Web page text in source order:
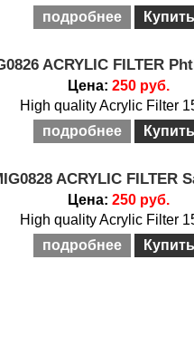
подробнее
Купить
ACRYLIC FILTER
Цена: 250 руб.
High quality Acrylic Filter
подробнее
Купить
ACRYLIC FILTER
Цена: 250 руб.
High quality Acrylic Filter
подробнее
Купить